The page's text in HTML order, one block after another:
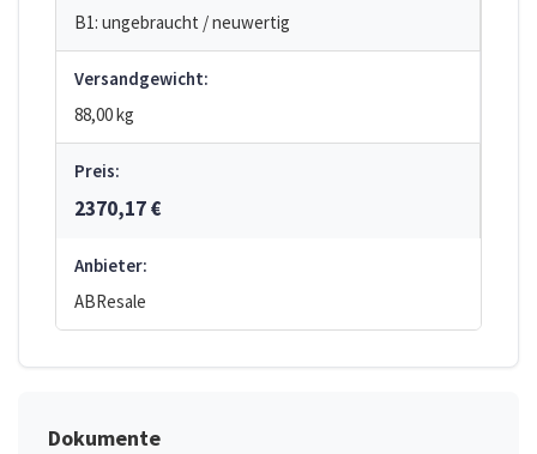
B1: ungebraucht / neuwertig
Versandgewicht:
88,00 kg
Preis:
2370,17 €
Anbieter:
ABResale
Dokumente